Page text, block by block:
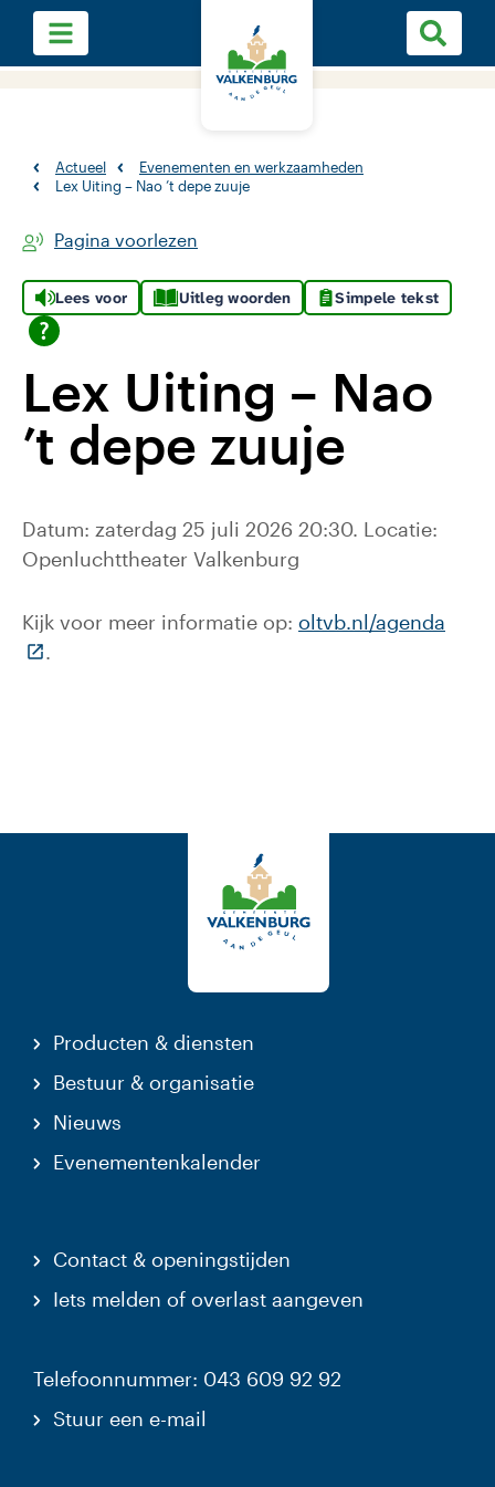
Actueel
Evenementen en werkzaamheden
Lex Uiting – Nao ’t depe zuuje
Pagina voorlezen
Lees voor Uitleg woorden Simpele tekst
Lex Uiting – Nao
’t depe zuuje
Datum: zaterdag 25 juli 2026 20:30. Locatie:
Openluchttheater Valkenburg
Kijk voor meer informatie op: oltvb.nl/agenda
(Deze link gaat naar een externe website)
.
Producten & diensten
Bestuur & organisatie
Nieuws
Evenementenkalender
Contact & openingstijden
Iets melden of overlast aangeven
Telefoonnummer: 043 609 92 92
Stuur een e-mail